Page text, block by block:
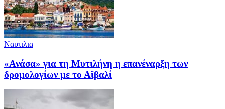
Ναυτιλια
«Ανάσα» για τη Μυτιλήνη η επανέναρξη των
δρομολογίων με το Αϊβαλί